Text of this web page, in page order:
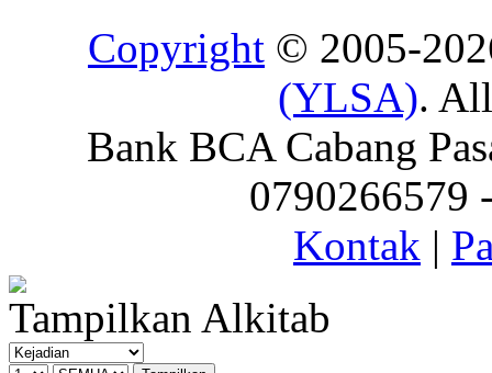
Copyright © 2005-
(YLSA).
Bank BCA Cabang
0790266579
Kontak |
Tampilkan Alkitab